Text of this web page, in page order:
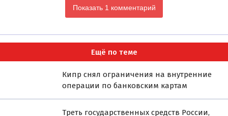
Показать 1 комментарий
Ещё по теме
Кипр снял ограничения на внутренние
операции по банковским картам
Треть государственных средств России,